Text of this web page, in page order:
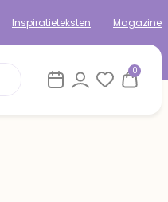
Inspiratieteksten Magazine
0